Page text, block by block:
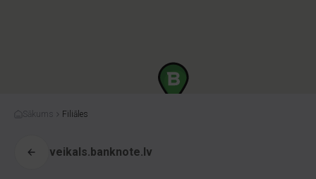
Sākums Filiāles
veikals.banknote.lv